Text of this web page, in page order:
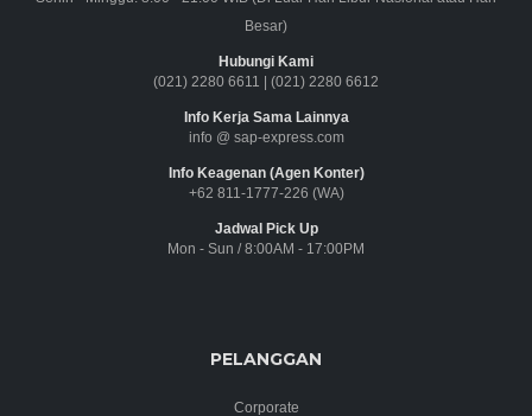
Besar)
Hubungi Kami
(021) 2280 6611 | (021) 2280 6612
Info Kerja Sama Lainnya
info @ sap-express.com
Info Keagenan (Agen Konter)
+62 811-1777-226 (WA)
Jadwal Pick Up
Mon - Sun / 8:00AM - 17:00PM
PELANGGAN
Corporate